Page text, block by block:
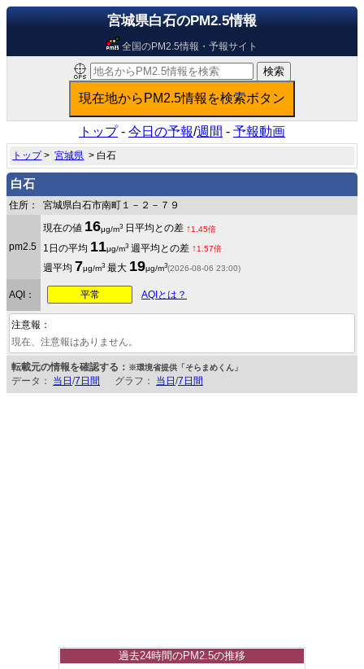
宮城県白石のPM2.5情報
全国のPM2.5情報・予報サイト
トップ- 今日の予報/週間 - 予報動画
トップ>宮城県 > 白石
白石
住所： 宮城県白石市南町１－２－７９
pm2.5
現在の値 16μg/m3 日平均との差 ↑1.45倍
1日の平均 11μg/m3 週平均との差 ↑1.57倍
週平均 7μg/m3 最大 19μg/m3(2026-08-06 23:00)
AQI： 平常 AQIとは？
注意報：
現在、注意報はありません。
転載元の情報を確認する： ※環境省提供「そらまめくん」
データ： 当日 /7日間 グラフ： 当日 /7日間
過去24時間のPM2.5の推移